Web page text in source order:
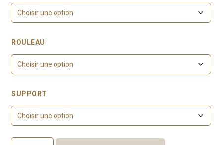
ROULEAU
SUPPORT